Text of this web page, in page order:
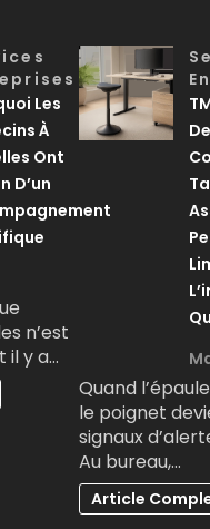
Les
À
Ont
D’un
n’est
il y a…
Quand
le poignet
signaux
Au bureau,…
Article